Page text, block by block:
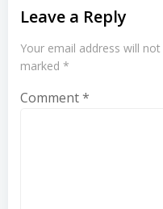
Leave a Reply
Your email address will not
marked *
Comment*